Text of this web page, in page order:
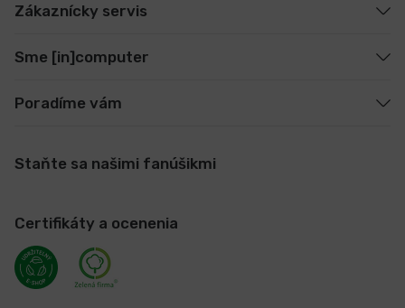
Zákaznícky servis
Sme [in]computer
Poradíme vám
Staňte sa našimi fanúšikmi
Certifikáty a ocenenia